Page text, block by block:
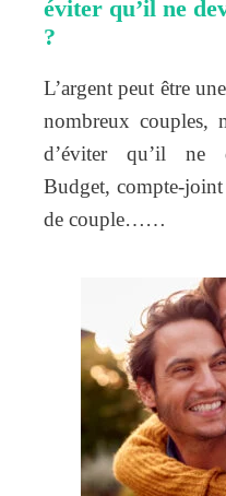
éviter qu’il ne
?
L’argent peut être
nombreux couples,
d’éviter qu’il ne
Budget, compte-
de couple……